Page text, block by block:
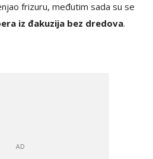
frizuru, međutim sada su se
iz đakuzija bez dredova.